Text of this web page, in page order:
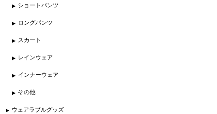
ショートパンツ
ロングパンツ
スカート
レインウェア
インナーウェア
その他
ウェアラブルグッズ